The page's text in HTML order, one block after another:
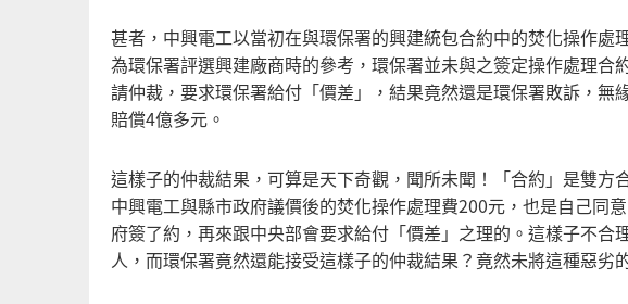
甚者，中興電工以當初在與環保署的興建統包合約中的焚化操作
為環保署評選興建廠商時的參考，環保署並未與之簽定操作處理
請仲裁，要求環保署給付「價差」，結果竟然還是環保署敗訴，
賠償4億多元。
這樣子的仲裁結果，可算是天下奇觀，聞所未聞！「合約」是雙方
中興電工與縣市政府議價後的焚化操作處理費200元，也是自己同
府簽了約，再來跟中央部會要求給付「價差」之理的。這樣子不
人，而環保署竟然還能接受這樣子的仲裁結果？竟然未將這種惡劣